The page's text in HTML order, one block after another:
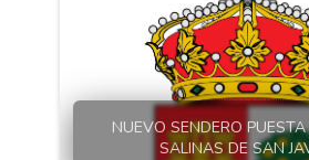
NUEVO SENDERO
SALINAS DE SAN